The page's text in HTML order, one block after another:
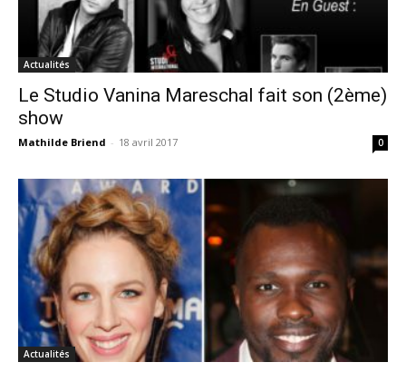
Actualités
Le Studio Vanina Mareschal fait son (2ème)
show
Mathilde Briend - 18 avril 2017 0
Actualités